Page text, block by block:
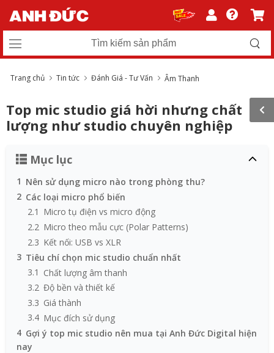
Trang chủ Tin tức Đánh Giá - Tư Vấn Âm Thanh
Top mic studio giá hời nhưng chất
lượng như studio chuyên nghiệp
Mục lục
1 Nên sử dụng micro nào trong phòng thu?
2 Các loại micro phổ biến
2.1 Micro tụ điện vs micro động
2.2 Micro theo mẫu cực (Polar Patterns)
2.3 Kết nối: USB vs XLR
3 Tiêu chí chọn mic studio chuẩn nhất
3.1 Chất lượng âm thanh
3.2 Độ bền và thiết kế
3.3 Giá thành
3.4 Mục đích sử dụng
4 Gợi ý top mic studio nên mua tại Anh Đức Digital hiện
nay